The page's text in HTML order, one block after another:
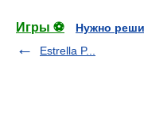
Игры ⚽
Нужно
Estrella P...